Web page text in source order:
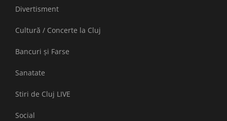
Divertisment
Cultură / Concerte la Cluj
Bancuri și Farse
Sanatate
Stiri de Cluj LIVE
Social